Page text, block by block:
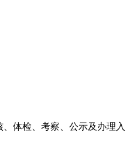
体检、考察、公示及办理入